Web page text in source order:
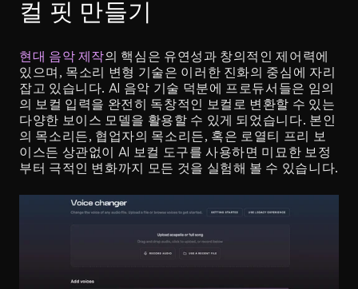
컬 핏 만들기
현대 음악 제작의 핵심은 유연성과 창의적인 제어력에
있으며, 목소리 변형 기술은 이러한 진화의 중심에 자리
잡고 있습니다. AI 음악 기술 덕분에 프로듀서들은 임의
의 보컬 입력을 완전히 독창적인 보컬로 변환할 수 있는
다양한 보이스 모델을 활용할 수 있게 되었습니다. 본인
의 목소리든, 협업자의 목소리든, 혹은 로열티 프리 보
이스든 상관없이 AI 보컬 도구를 사용하면 미묘한 보정
부터 극적인 변화까지 모든 것을 실험해 볼 수 있습니다.